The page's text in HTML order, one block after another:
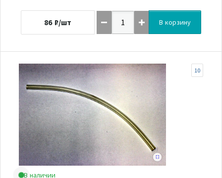
86 ₽/шт В корзину
В наличии
10